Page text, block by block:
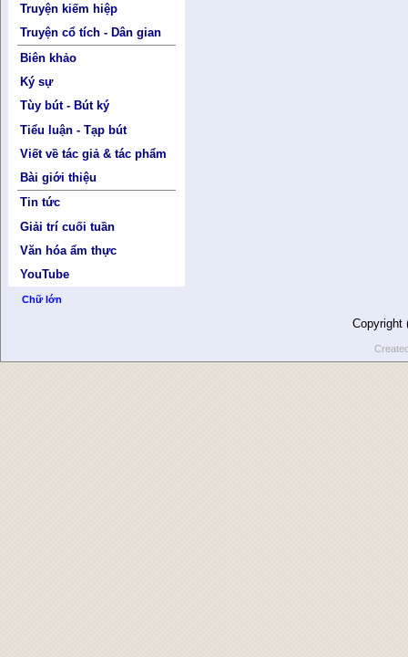
Truyện kiếm hiệp
Truyện cổ tích - Dân gian
Biên khảo
Ký sự
Tùy bút - Bút ký
Tiểu luận - Tạp bút
Viết về tác giả & tác phẩm
Bài giới thiệu
Tin tức
Giải trí cuối tuần
Văn hóa ẩm thực
YouTube
Chữ lớn
Copyright